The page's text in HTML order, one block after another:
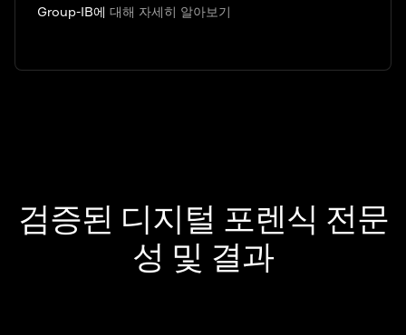
Group-IB에 대해 자세히 알아보기
검증된 디지털 포렌식 전문
성 및 결과